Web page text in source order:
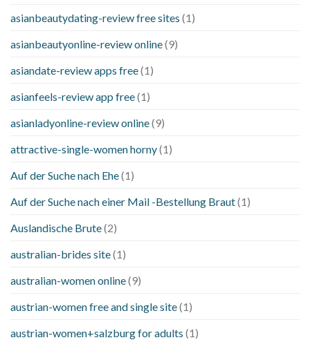
asianbeautydating-review free sites (1)
asianbeautyonline-review online(9)
asiandate-review apps free(1)
asianfeels-review app free(1)
asianladyonline-review online(9)
attractive-single-women horny(1)
Auf der Suche nach Ehe(1)
Auf der Suche nach einer Mail -Bestellung Braut(1)
Auslandische Brute(2)
australian-brides site(1)
australian-women online(9)
austrian-women free and single site(1)
austrian-women+salzburg for adults (1)